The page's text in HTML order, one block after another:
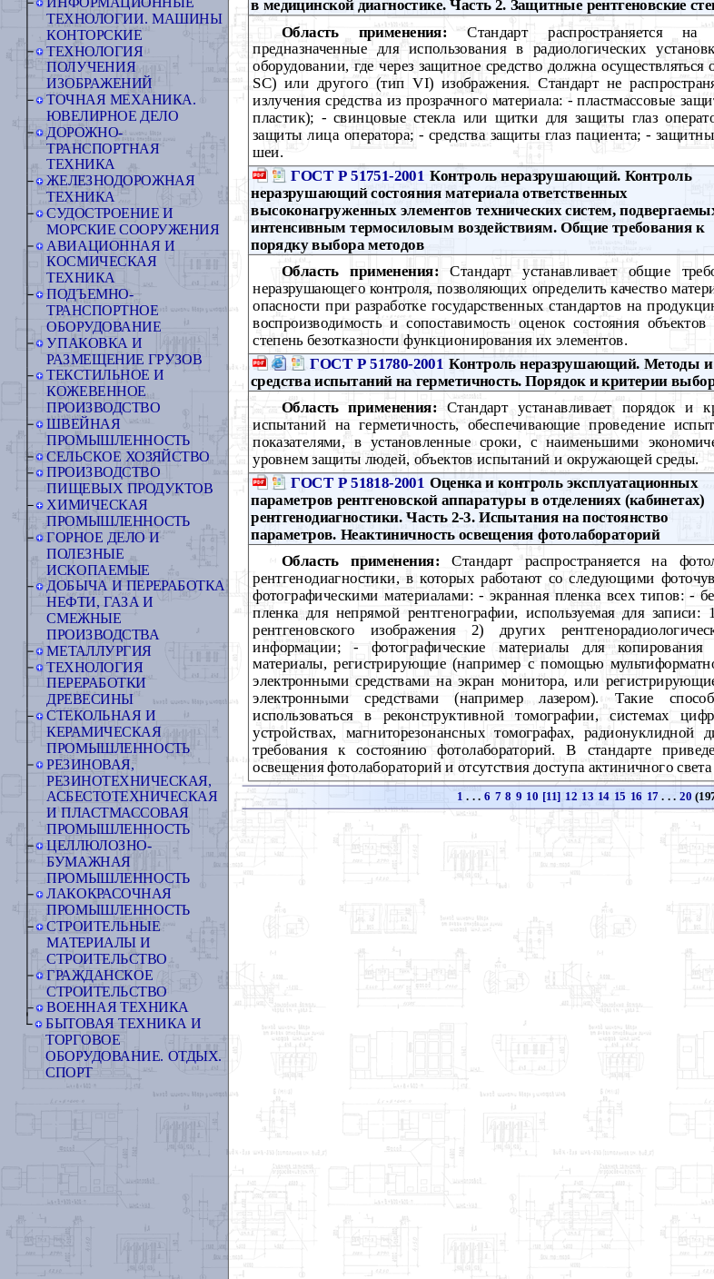
ТЕХНОЛОГИИ. МАШИНЫ
КОНТОРСКИЕ
ТЕХНОЛОГИЯ
ПОЛУЧЕНИЯ
ИЗОБРАЖЕНИЙ
ТОЧНАЯ МЕХАНИКА.
ЮВЕЛИРНОЕ ДЕЛО
ДОРОЖНО-
ТРАНСПОРТНАЯ
ТЕХНИКА
ЖЕЛЕЗНОДОРОЖНАЯ
ТЕХНИКА
СУДОСТРОЕНИЕ И
МОРСКИЕ СООРУЖЕНИЯ
АВИАЦИОННАЯ И
КОСМИЧЕСКАЯ
ТЕХНИКА
ПОДЪЕМНО-
ТРАНСПОРТНОЕ
ОБОРУДОВАНИЕ
УПАКОВКА И
РАЗМЕЩЕНИЕ ГРУЗОВ
ТЕКСТИЛЬНОЕ И
КОЖЕВЕННОЕ
ПРОИЗВОДСТВО
ШВЕЙНАЯ
ПРОМЫШЛЕННОСТЬ
СЕЛЬСКОЕ ХОЗЯЙСТВО
ПРОИЗВОДСТВО
ПИЩЕВЫХ ПРОДУКТОВ
ХИМИЧЕСКАЯ
ПРОМЫШЛЕННОСТЬ
ГОРНОЕ ДЕЛО И
ПОЛЕЗНЫЕ
ИСКОПАЕМЫЕ
ДОБЫЧА И ПЕРЕРАБОТКА
НЕФТИ, ГАЗА И
СМЕЖНЫЕ
ПРОИЗВОДСТВА
МЕТАЛЛУРГИЯ
ТЕХНОЛОГИЯ
ПЕРЕРАБОТКИ
ДРЕВЕСИНЫ
СТЕКОЛЬНАЯ И
КЕРАМИЧЕСКАЯ
ПРОМЫШЛЕННОСТЬ
РЕЗИНОВАЯ,
РЕЗИНОТЕХНИЧЕСКАЯ,
АСБЕСТОТЕХНИЧЕСКАЯ
И ПЛАСТМАССОВАЯ
ПРОМЫШЛЕННОСТЬ
ЦЕЛЛЮЛОЗНО-
БУМАЖНАЯ
ПРОМЫШЛЕННОСТЬ
ЛАКОКРАСОЧНАЯ
ПРОМЫШЛЕННОСТЬ
СТРОИТЕЛЬНЫЕ
МАТЕРИАЛЫ И
СТРОИТЕЛЬСТВО
ГРАЖДАНСКОЕ
СТРОИТЕЛЬСТВО
ВОЕННАЯ ТЕХНИКА
БЫТОВАЯ ТЕХНИКА И
ТОРГОВОЕ
ОБОРУДОВАНИЕ. ОТДЫХ.
СПОРТ
в медицинской диагностике. Часть 2. Защитные рентгеновские
Область применения: Стандарт распространяется на
предназначенные для использования в радиологических
оборудовании, где через защитное средство должна осуществляться
SC) или другого (тип VI) изображения. Стандарт не
излучения средства из прозрачного материала: - пластмассовые
пластик); - свинцовые стекла или щитки для защиты глаз
защиты лица оператора; - средства защиты глаз пациента; -
шеи.
ГОСТ Р 51751-2001 Контроль неразрушающий. Контроль
неразрушающий состояния материала ответственных
высоконагруженных элементов технических систем,
интенсивным термосиловым воздействиям. Общие требования к
порядку выбора методов
Область применения:Стандарт устанавливает общие
неразрушающего контроля, позволяющих определить качество
опасности при разработке государственных стандартов на
воспроизводимость и сопоставимость оценок состояния
степень безотказности функционирования их элементов.
ГОСТ Р 51780-2001 Контроль неразрушающий. Методы и
средства испытаний на герметичность. Порядок и критерии
Область применения: Стандарт устанавливает порядок и
испытаний на герметичность, обеспечивающие проведение
показателями, в установленные сроки, с наименьшими
уровнем защиты людей, объектов испытаний и окружающей среды.
ГОСТ Р 51818-2001 Оценка и контроль эксплуатационных
параметров рентгеновской аппаратуры в отделениях (кабинетах)
рентгенодиагностики. Часть 2-3. Испытания на постоянство
параметров. Неактиничность освещения фотолабораторий
Область применения:Стандарт распространяется на
рентгенодиагностики, в которых работают со следующими
фотографическими материалами: - экранная пленка всех типов: -
пленка для непрямой рентгенографии, используемая для
рентгеновского изображения 2) других
информации; - фотографические материалы для копирования
материалы, регистрирующие (например с помощью
электронными средствами на экран монитора, или
электронными средствами (например лазером). Такие
использоваться в реконструктивной томографии, системах
устройствах, магниторезонансных томографах, радионуклидной
требования к состоянию фотолабораторий. В стандарте
освещения фотолабораторий и отсутствия доступа актиничного света
1 . . . 6 7 8 9 10 [11] 12 13 14 15 16 17 . . . 20